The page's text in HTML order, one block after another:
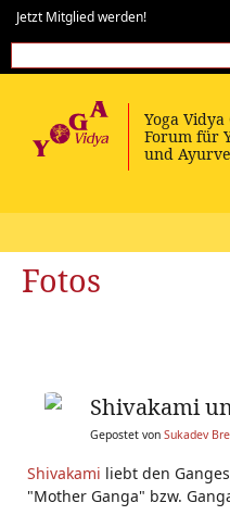
Jetzt Mitglied werden!
Fotos
Shivakami
Gepostet von Sukadev
Shivakami liebt den
"Mother Ganga" bzw.